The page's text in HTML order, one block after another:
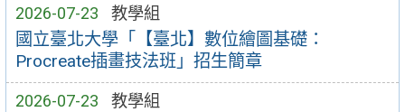
2026-07-23 教學組
國立臺北大學「【臺北】數位繪圖基礎：
Procreate插畫技法班」招生簡章
2026-07-23 教學組